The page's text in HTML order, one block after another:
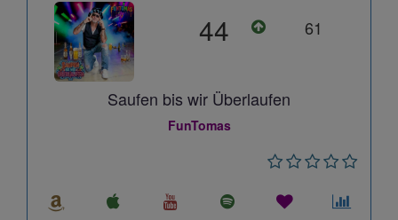
44 61
Saufen bis wir Überlaufen
FunTomas